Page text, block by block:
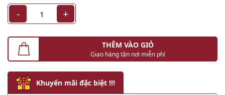
- +
THÊM VÀO GIỎ
Giao hàng tận nơi miễn phí
Khuyến mãi đặc biệt !!!